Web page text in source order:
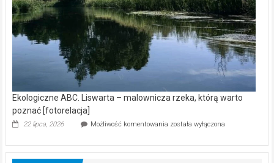
Ekologiczne ABC. Liswarta – malownicza rzeka, którą warto
poznać [fotorelacja]
22 lipca, 2026 Możliwość komentowania Ekologiczne
–
została wyłączona